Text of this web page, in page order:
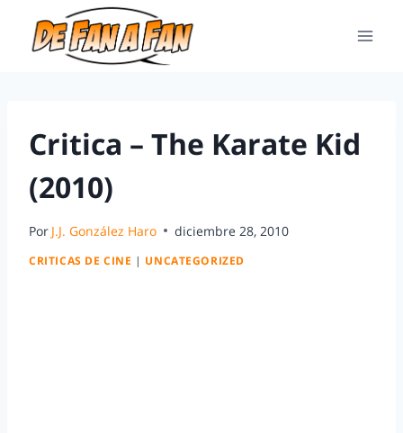
Critica – The Karate Kid
(2010)
Por J.J. González Haro diciembre 28, 2010
CRITICAS DE CINE | UNCATEGORIZED